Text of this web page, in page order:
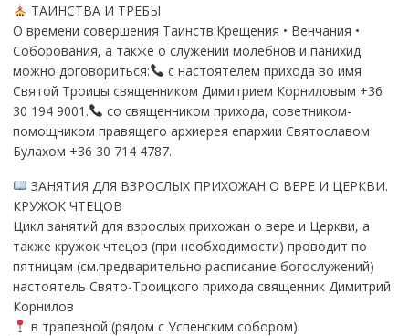
ТАИНСТВА И ТРЕБЫ
О времени совершения Таинств:Крещения • Венчания •
Соборования, а также о служении молебнов и панихид
можно договориться:
с настоятелем прихода во имя
Святой Троицы священником Димитрием Корниловым +36
30 194 9001.
со священником прихода, советником-
помощником правящего архиерея епархии Святославом
Булахом +36 30 714 4787.
ЗАНЯТИЯ ДЛЯ ВЗРОСЛЫХ ПРИХОЖАН О ВЕРЕ И ЦЕРКВИ.
КРУЖОК ЧТЕЦОВ
Цикл занятий для взрослых прихожан о вере и Церкви, а
также кружок чтецов (при необходимости) проводит по
пятницам (см.предварительно расписание богослужений)
настоятель Свято-Троицкого прихода священник Димитрий
Корнилов
в трапезной (рядом с Успенским собором)